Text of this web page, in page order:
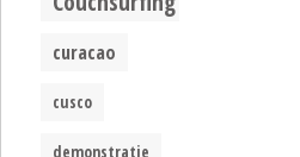
curacao
cusco
demonstratie